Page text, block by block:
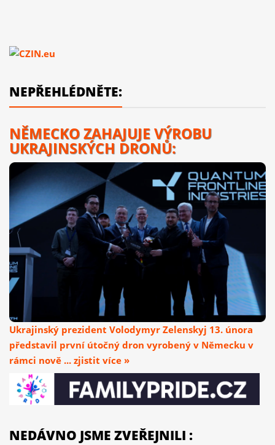
NEPŘEHLÉDNĚTE:
NĚMECKO ZAHAJUJE VÝROBU
UKRAJINSKÝCH DRONŮ:
Ukrajinský prezident Volodymyr Zelenskyj 13. února
představil první útočný dron vyrobený v Německu v
rámci nově ... zjistit více »
NEDÁVNO JSME ZVEŘEJNILI :